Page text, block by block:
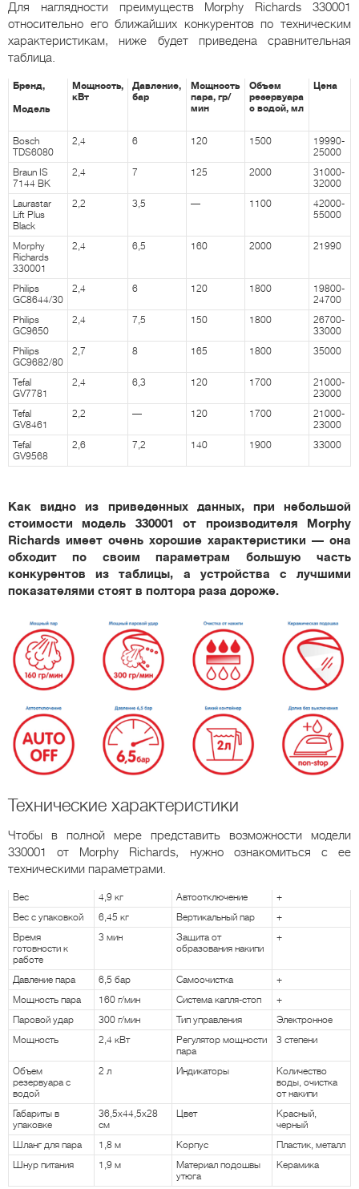
Для наглядности преимуществ Morphy Richards 330001
относительно его ближайших конкурентов по техническим
характеристикам, ниже будет приведена сравнительная
таблица.
Бренд,
Модель
Мощность,
кВт
Давление,
бар
Мощность
пара, гр/
мин
Объем
резервуара
с водой, мл
Цена
Bosch
TDS6080
2,4 6 120 1500
19990-
25000
Braun IS
7144 BK
2,4 7 125 2000
31000-
32000
Laurastar
Lift Plus
Black
2,2 3,5 — 1100
42000-
55000
Morphy
Richards
330001
2,4 6,5 160 2000 21990
Philips
GC8644/30
2,4 6 120 1800
19800-
24700
Philips
GC9650
2,4 7,5 150 1800
26700-
33000
Philips
GC9682/80
2,7 8 165 1800 35000
Tefal
GV7781
2,4 6,3 120 1700
21000-
23000
Tefal
GV8461
2,2 — 120 1700
21000-
23000
Tefal
GV9568
2,6 7,2 140 1900 33000
Как видно из приведенных данных, при небольшой
стоимости модель 330001 от производителя Morphy
Richards имеет очень хорошие характеристики — она
обходит по своим параметрам большую часть
конкурентов из таблицы, а устройства с лучшими
показателями стоят в полтора раза дороже.
Технические характеристики
Чтобы в полной мере представить возможности модели
330001 от Morphy Richards, нужно ознакомиться с ее
техническими параметрами.
Вес 4,9 кг Автоотключение
+
Вес с упаковкой
6,45 кг Вертикальный пар
+
Время
готовности к
работе
3 мин
Защита от
образования накипи
+
Давление пара 6,5 бар Самоочистка
+
Мощность пара
160 г/мин Система капля-стоп
+
Паровой удар
300 г/мин Тип управления
Электронное
Мощность
2,4 кВт
Регулятор мощности
пара
3 степени
Объем
резервуара с
водой
2 л Индикаторы
Количество
воды, очистка
от накипи
Габариты в
упаковке
36,5х44,5х28
см
Цвет
Красный,
черный
Шланг для пара
1,8 м Корпус
Пластик, металл
Шнур питания
1,9 м
Материал подошвы
утюга
Керамика